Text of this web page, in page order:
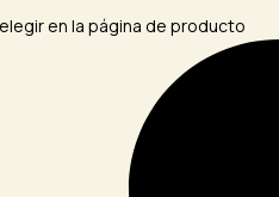
en la página de producto